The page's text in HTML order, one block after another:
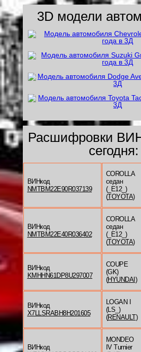
3D модели
Расшифровки
сегодня:
ВИНкод
NMTBM22E90R037139
COROLLA
седан
(_E12_)
(TOYOTA)
ВИНкод
NMTBM22E40R036402
COROLLA
седан
(_E12_)
(TOYOTA)
ВИНкод
KMHHN61DP8U297007
COUPE
(GK)
(HYUNDAI )
ВИНкод
X7LLSRABH8H201605
LOGAN I
(LS_)
(RENAULT)
ВИНкод
MONDEO
IV Turnier